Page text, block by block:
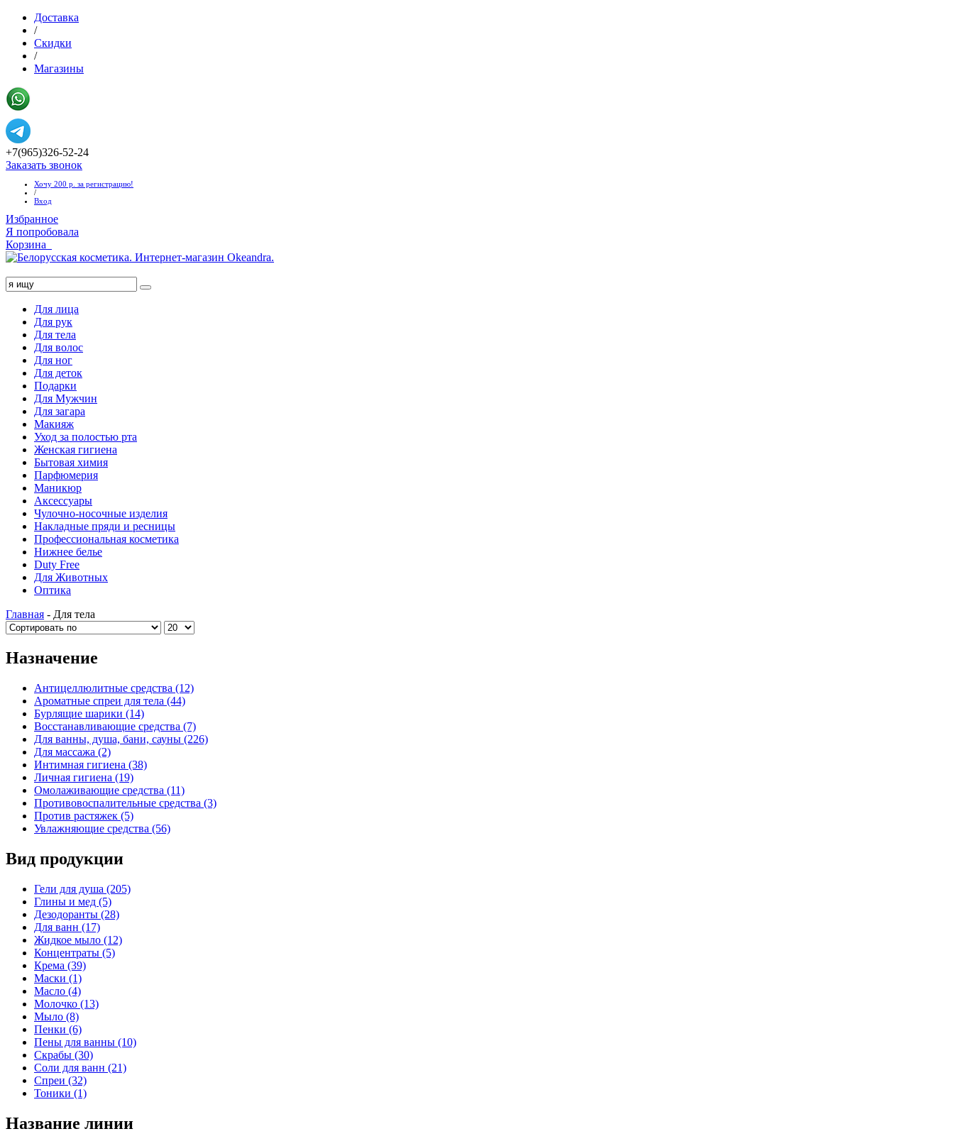
Доставка
/
Скидки
/
Магазины
+7(965)326-52-24
Заказать звонок
Хочу 200 р. за регистрацию!
/
Вход
Избранное
Я попробовала
Корзина
Для лица
Для рук
Для тела
Для волос
Для ног
Для деток
Подарки
Для Мужчин
Для загара
Макияж
Уход за полостью рта
Женская гигиена
Бытовая химия
Парфюмерия
Маникюр
Аксессуары
Чулочно-носочные изделия
Накладные пряди и ресницы
Профессиональная косметика
Нижнее белье
Duty Free
Для Животных
Оптика
Главная - Для тела
Назначение
Антицеллюлитные средства (12)
Ароматные спреи для тела (44)
Бурлящие шарики (14)
Восстанавливающие средства (7)
Для ванны, душа, бани, сауны (226)
Для массажа (2)
Интимная гигиена (38)
Личная гигиена (19)
Омолаживающие средства (11)
Противовоспалительные средства (3)
Против растяжек (5)
Увлажняющие средства (56)
Вид продукции
Гели для душа (205)
Глины и мед (5)
Дезодоранты (28)
Для ванн (17)
Жидкое мыло (12)
Концентраты (5)
Крема (39)
Маски (1)
Масло (4)
Молочко (13)
Мыло (8)
Пенки (6)
Пены для ванны (10)
Скрабы (30)
Соли для ванн (21)
Спреи (32)
Тоники (1)
Название линии